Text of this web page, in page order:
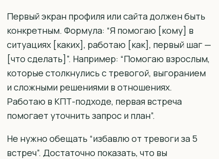
Первый экран профиля или сайта должен быть
конкретным. Формула: “Я помогаю [кому] в
ситуациях [каких], работаю [как], первый шаг —
[что сделать]”. Например: “Помогаю взрослым,
которые столкнулись с тревогой, выгоранием
и сложными решениями в отношениях.
Работаю в КПТ-подходе, первая встреча
помогает уточнить запрос и план”.
Не нужно обещать “избавлю от тревоги за 5
встреч”. Достаточно показать, что вы